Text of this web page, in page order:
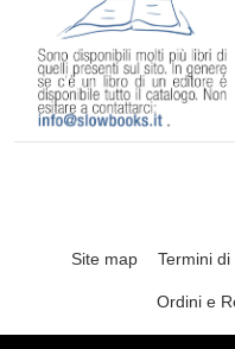
Site map Termini di
Ordini e